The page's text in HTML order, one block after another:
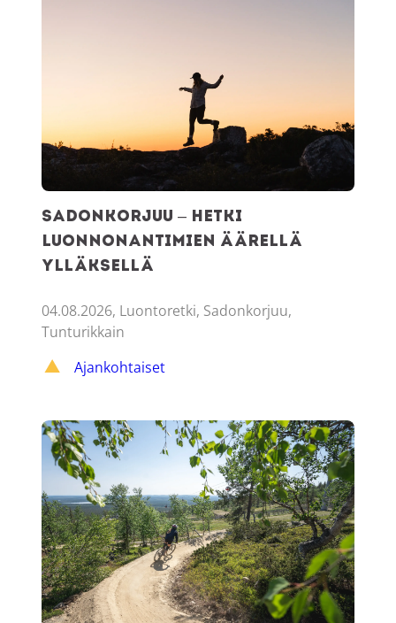
Sadonkorjuu – hetki
luonnonantimien äärellä
Ylläksellä
04.08.2026, Luontoretki, Sadonkorjuu,
Tunturikkain
Ajankohtaiset
Ensimmäinen kerta Bike Parkissa